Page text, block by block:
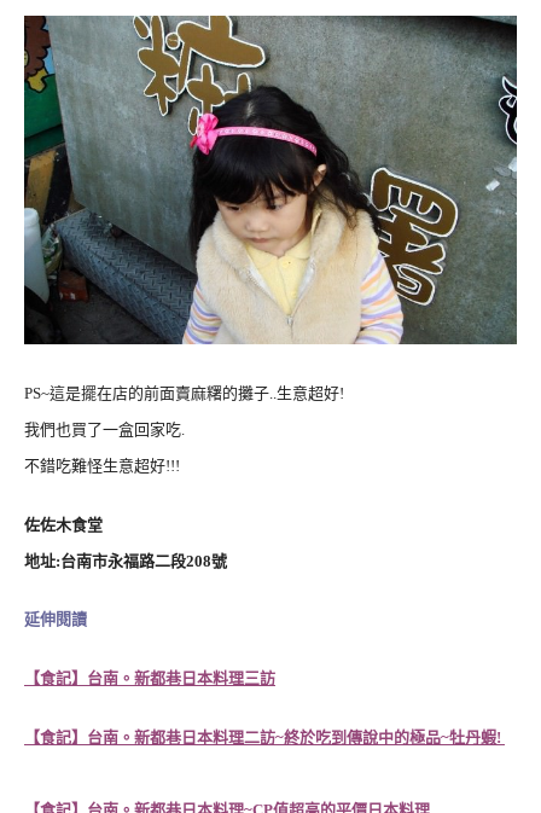
PS~這是擺在店的前面賣麻糬的攤子..生意超好!
我們也買了一盒回家吃.
不錯吃難怪生意超好!!!
佐佐木食堂
地址:台南市永福路二段208號
延伸閱讀
【食記】台南。新都巷日本料理三訪
【食記】台南。新都巷日本料理二訪~終於吃到傳說中的極品~牡丹蝦!